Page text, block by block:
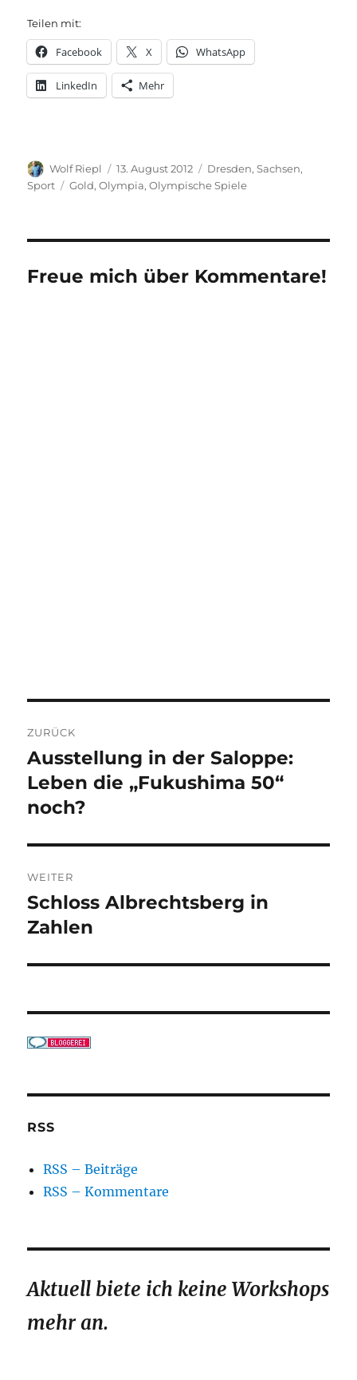
Teilen mit:
Facebook X WhatsApp
LinkedIn Mehr
Autor
Wolf Riepl
Veröffentlicht
am
13. August 2012 Kategorien
Dresden,Sachsen,
Sport
Schlagwörter
Gold,Olympia,Olympische Spiele
Freue mich über Kommentare!
ZURÜCK
Vorheriger
Beitrag:
Ausstellung in der Saloppe:
Leben die „Fukushima 50“
noch?
WEITER
Nächster
Beitrag:
Schloss Albrechtsberg in
Zahlen
RSS
RSS – Beiträge
RSS – Kommentare
Aktuell biete ich keine Workshops
mehr an.